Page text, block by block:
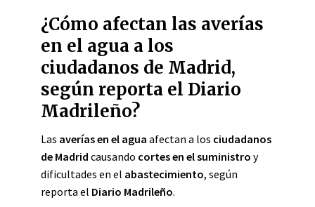
¿Cómo afectan las averías
en el agua a los
ciudadanos de Madrid,
según reporta el Diario
Madrileño?
Las averías en el agua afectan a los ciudadanos
de Madrid causando cortes en el suministro y
dificultades en el abastecimiento, según
reporta el Diario Madrileño.